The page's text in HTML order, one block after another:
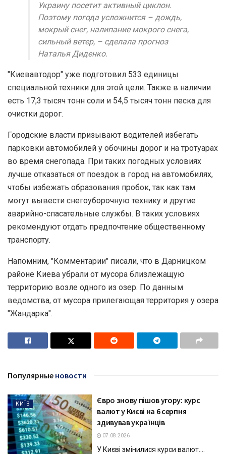
Украину посетит активный циклон.
Поэтому погода усложнится – дождь,
мокрый снег, налипание мокрого снега,
сильный ветер, – сделала прогноз
Наталья Диденко.
"Киевавтодор" уже подготовил 533 единицы
специальной техники для этой цели. Также в наличии
есть 17,3 тысяч тонн соли и 54,5 тысяч тонн песка для
очистки дорог.
Городские власти призывают водителей избегать
парковки автомобилей у обочины дорог и на тротуарах
во время снегопада. При таких погодных условиях
лучше отказаться от поездок в город на автомобилях,
чтобы избежать образования пробок, так как там
могут вывести снегоуборочную технику и другие
аварийно-спасательные службы. В таких условиях
рекомендуют отдать предпочтение общественному
транспорту.
Напомним, "Комментарии" писали, что в Дарницком
районе Киева убрали от мусора близлежащую
территорию возле одного из озер. По данным
ведомства, от мусора прилегающая территория у озера
"Жандарка".
Популярные новости
КИЇВ
Євро знову пішов угору: курс
валют у Києві на 6 серпня
здивував українців
07.08.2026
У Києві змінилися курси валют....